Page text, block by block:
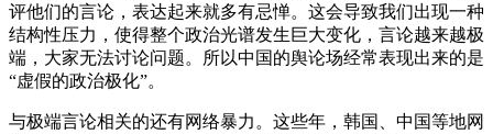
评他们的言论，表达起来就多有忌惮。这会导致我们出现一种
结构性压力，使得整个政治光谱发生巨大变化，言论越来越极
端，大家无法讨论问题。所以中国的舆论场经常表现出来的是
“虚假的政治极化”。
与极端言论相关的还有网络暴力。这些年，韩国、中国等地网